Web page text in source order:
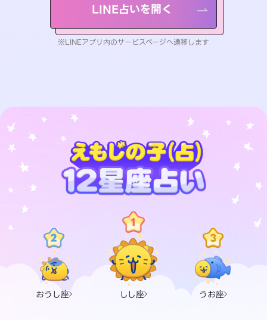
LINE占いを開く
※LINEアプリ内のサービスページへ遷移します
おうし座 しし座 うお座